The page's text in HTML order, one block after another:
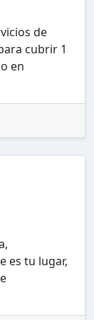
de
cubrir 1
en
es tu lugar,